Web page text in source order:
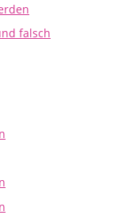
falsch